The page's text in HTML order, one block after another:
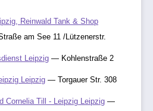
Reinwald Tank & Shop
am See 11 /Lützenerstr.
Leipzig — Kohlenstraße 2
Leipzig — Torgauer Str. 308
Cornelia Till - Leipzig Leipzig —